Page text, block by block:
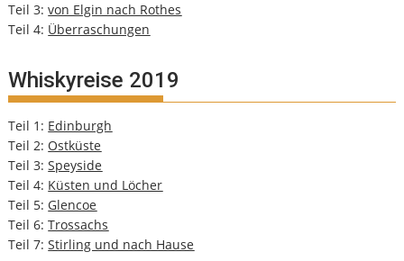
Teil 3:von Elgin nach Rothes
Teil 4: Überraschungen
Whiskyreise 2019
Teil 1: Edinburgh
Teil 2: Ostküste
Teil 3:Speyside
Teil 4: Küsten und Löcher
Teil 5: Glencoe
Teil 6:Trossachs
Teil 7:Stirling und nach Hause